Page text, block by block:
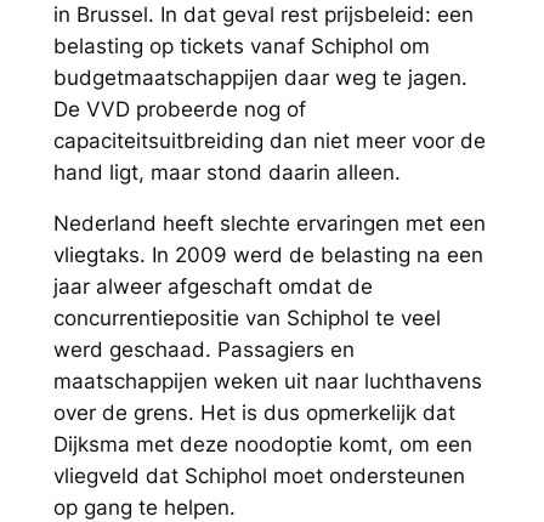
in Brussel. In dat geval rest prijsbeleid: een
belasting op tickets vanaf Schiphol om
budgetmaatschappijen daar weg te jagen.
De VVD probeerde nog of
capaciteitsuitbreiding dan niet meer voor de
hand ligt, maar stond daarin alleen.
Nederland heeft slechte ervaringen met een
vliegtaks. In 2009 werd de belasting na een
jaar alweer afgeschaft omdat de
concurrentiepositie van Schiphol te veel
werd geschaad. Passagiers en
maatschappijen weken uit naar luchthavens
over de grens. Het is dus opmerkelijk dat
Dijksma met deze noodoptie komt, om een
vliegveld dat Schiphol moet ondersteunen
op gang te helpen.